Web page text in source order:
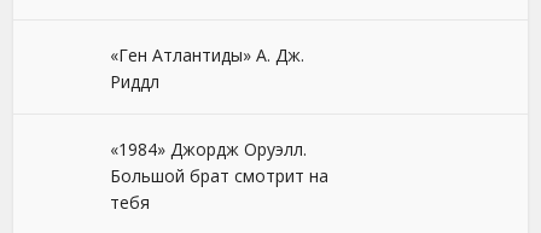
«Ген Атлантиды» А. Дж.
Риддл
«1984» Джордж Оруэлл.
Большой брат смотрит на
тебя